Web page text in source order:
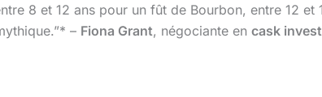
8 et 12 ans pour un fût de Bourbon, entre 12 et
– Fiona Grant, négociante en cask